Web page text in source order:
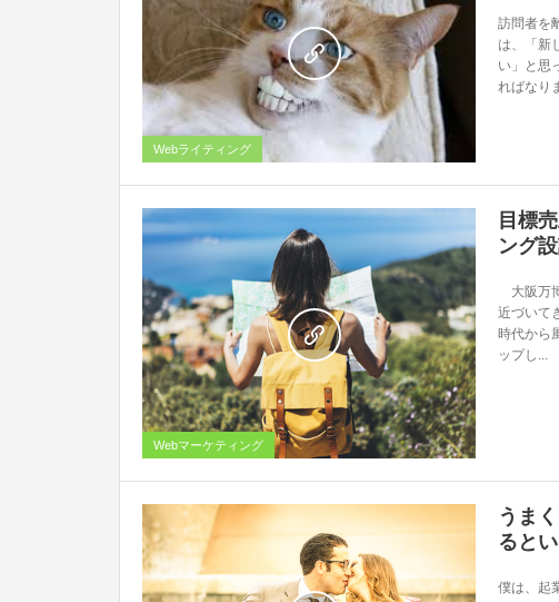
Webライティング
0
訪問者を
は、「新
い」と思
ればなり
Webマーケティング
目標
ング
大阪万
近づいて
時代から
ップし...
うま
ると
僕は、起